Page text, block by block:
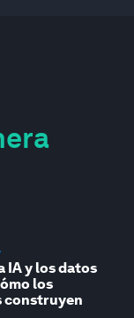
IA y los datos
los
construyen